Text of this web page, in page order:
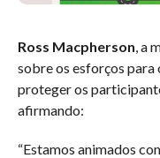
Ross Macpherson , a
sobre os esforços para
proteger os
afirmando:
“Estamos animados